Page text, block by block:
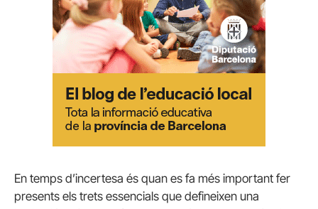
En temps d’incertesa és quan es fa més important fer
presents els trets essencials que defineixen una